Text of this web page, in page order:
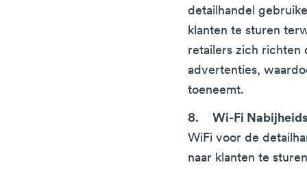
detailhandel
klanten te sturen
retailers zich richten
advertenties,
toeneemt.
Wi-Fi
WiFi voor de
naar klanten te